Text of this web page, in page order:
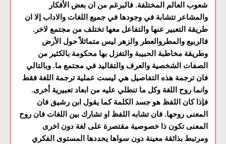
شعوب العالم المختلفة. فالبرغم من ان بعض الأفكار
والمشاعر تتشابة في وجودها في جميع اللغات والاداب إلا ان
طريقة التعبير عنها والتفاعل معها تختلف من مجتمع لاخر.
فالربيع والمطروالعطر والزهر ليس متماثلاً حول الأرض
وطريقة مخاطبة الحبيبة والتغزل بها محكومة بالكثير من
الصفات الشخصية والعرف والتقاليد في مجتمع ما. وبالتالي
فان ترجمة هذه التفاصيل هي ليست عملية ترجمة اللغة فقط
وانما روح اللغة وكل ما تنطلي عليه من ابعاد تعبيرية أخرى.
فإذا كان اللفظ هو جسد الكلمة كما يقول ابن رشيق فان
المعنى روحها. فان تشابه اللفظ او تشارك بين اللغات فان روح
المعنى تكون ذا خصوصية مقتصرة على لغة دون اخرى
ومرتبط بذائقة معينة دون سواها يحددها المستوى الفكري